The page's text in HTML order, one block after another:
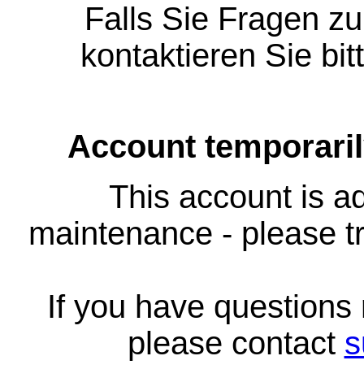
Falls Sie Fragen
kontaktieren Sie
Account
This account is
maintenance - please
If you have
please contact